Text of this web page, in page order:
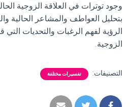
وجود توترات في العلاقة الزوجية
بتحليل العواطف والمشاعر الحالية
الرؤية لفهم الرغبات والتحديات
الزوجية.
التصنيفات: تفسيرات مختلفة